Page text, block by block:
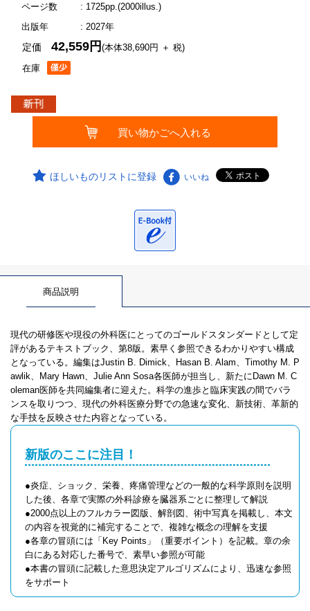
ページ数
: 1725pp.(2000illus.)
出版年
: 2027年
在庫
定価42,559円(本体38,690円 ＋ 税)
ほしいものリストに登録 いいね
商品説明
現代の研修医や現役の外科医にとってのゴールドスタンダードとして定
評があるテキストブック、第8版。素早く参照できるわかりやすい構成
となっている。編集はJustin B. Dimick、Hasan B. Alam、Timothy M. P
awlik、Mary Hawn、Julie Ann Sosa各医師が担当し、新たにDawn M. C
oleman医師を共同編集者に迎えた。科学の進歩と臨床実践の間でバラ
ンスを取りつつ、現代の外科医療分野での急速な変化、新技術、革新的
な手技を反映させた内容となっている。
新版のここに注目！
●炎症、ショック、栄養、疼痛管理などの一般的な科学原則を説明
した後、各章で実際の外科診療を臓器系ごとに整理して解説
●2000点以上のフルカラー図版、解剖図、術中写真を掲載し、本文
の内容を視覚的に補完することで、複雑な概念の理解を支援
●各章の冒頭には「Key Points」（重要ポイント）を記載。章の余
白にある対応した番号で、素早い参照が可能
●本書の冒頭に記載した意思決定アルゴリズムにより、迅速な参照
をサポート